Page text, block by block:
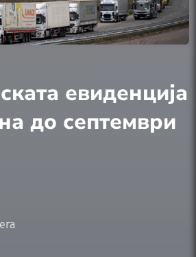
евиденција
до септември